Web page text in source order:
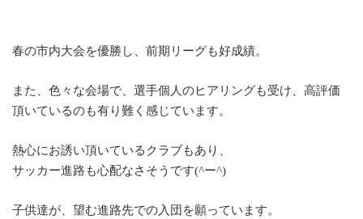
春の市内大会を優勝し、前期リーグも好成績。
また、色々な会場で、選手個人のヒアリングも受け、高評価
頂いているのも有り難く感じています。
熱心にお誘い頂いているクラブもあり、
サッカー進路も心配なさそうです(^ー^)
子供達が、望む進路先での入団を願っています。